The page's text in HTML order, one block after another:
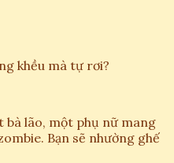
khều mà tự rơi?
bà lão, một phụ nữ mang
Bạn sẽ nhường ghế